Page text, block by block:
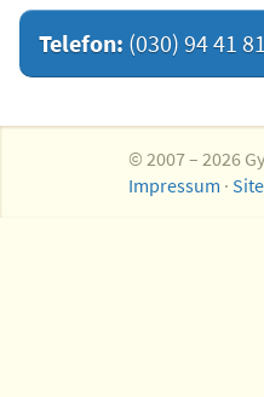
Telefon: (030) 94 41
© 2007 – 2026
Impressum ·